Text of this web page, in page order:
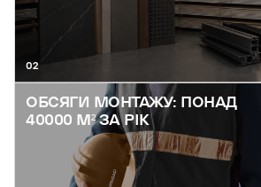
02
ОБСЯГИ МОНТАЖУ: ПОНАД
40000 М² ЗА РІК